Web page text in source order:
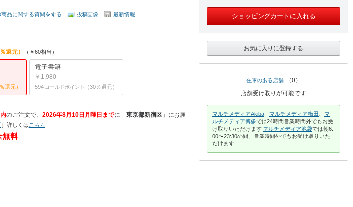
商品に関する質問をする 投稿画像 最新情報
％還元） （￥60相当）
還元）
電子書籍
￥1,980
594 ゴールドポイント （30％還元）
のご注文で、 2026年8月10日月曜日までに 「東京都新宿区」にお届
］詳しくは こちら
無料
ショッピングカートに入れる
お気に入りに登録する
在庫のある店舗
0
店舗受け取りが可能です
マルチメディアAkiba マルチメディア梅田
マ
ルチメディア博多では24時間営業時間外でもお受
け取りいただけます マルチメディア池袋では朝6:
00〜23:30の間、営業時間外でもお受け取りいた
だけます